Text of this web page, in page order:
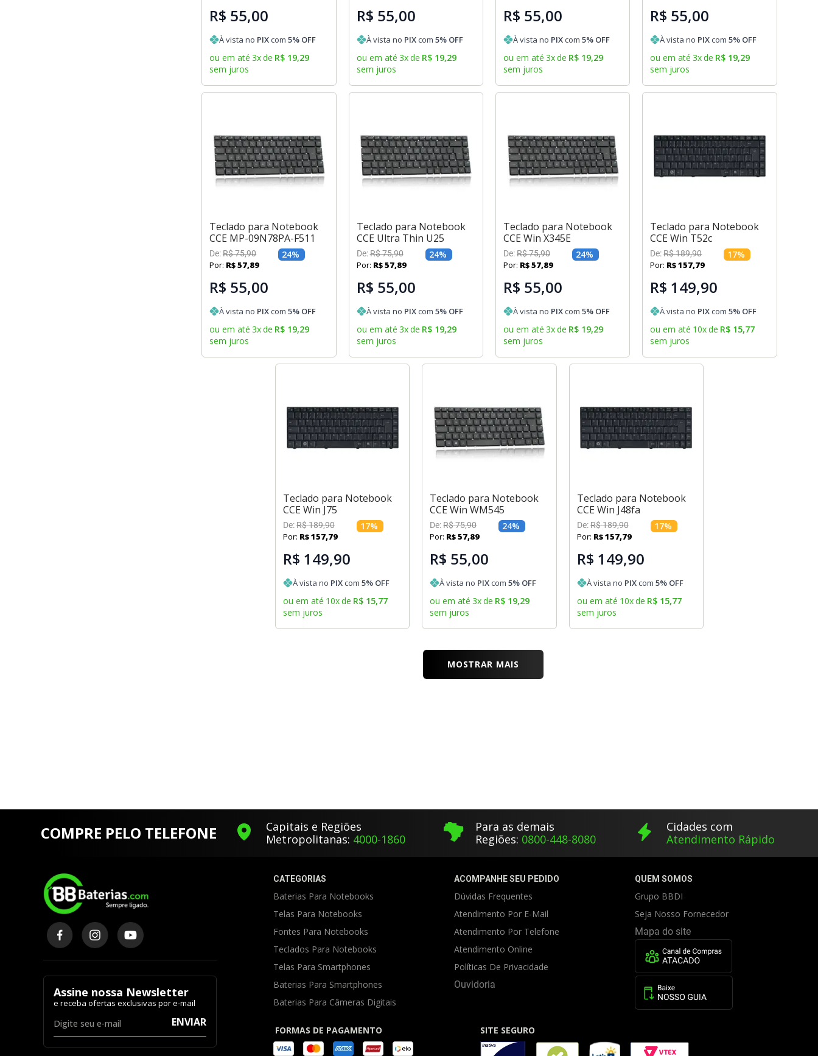
R$ 55,00
À vista no PIXcom5% OFF
ou em até 3xde R$ 19,29
sem juros
R$ 55,00
À vista no PIXcom 5% OFF
ou em até 3xde R$ 19,29
sem juros
R$ 55,00
À vista no PIXcom 5% OFF
ou em até 3xde R$ 19,29
sem juros
R$ 55,00
À vista no PIXcom5% OFF
ou em até 3xde R$ 19,29
sem juros
Teclado para Notebook
CCE MP-09N78PA-F511
De:R$75,90 24%
Por: R$57,89
R$ 55,00
À vista no PIXcom5% OFF
ou em até 3xde R$ 19,29
sem juros
Teclado para Notebook
CCE Ultra Thin U25
De:R$75,90 24%
Por: R$57,89
R$ 55,00
À vista no PIXcom 5% OFF
ou em até 3xde R$ 19,29
sem juros
Teclado para Notebook
CCE Win X345E
De:R$75,90 24%
Por: R$57,89
R$ 55,00
À vista no PIXcom 5% OFF
ou em até 3xde R$ 19,29
sem juros
Teclado para Notebook
CCE Win T52c
De:R$189,90 17%
Por: R$157,79
R$ 149,90
À vista no PIXcom5% OFF
ou em até 10xde R$ 15,77
sem juros
Teclado para Notebook
CCE Win J75
De:R$189,90 17%
Por: R$157,79
R$ 149,90
À vista no PIXcom 5% OFF
ou em até 10xde R$ 15,77
sem juros
Teclado para Notebook
CCE Win WM545
De:R$75,90 24%
Por: R$57,89
R$ 55,00
À vista no PIXcom5% OFF
ou em até 3xde R$ 19,29
sem juros
Teclado para Notebook
CCE Win J48fa
De:R$189,90 17%
Por: R$157,79
R$ 149,90
À vista no PIXcom 5% OFF
ou em até 10xde R$ 15,77
sem juros
MOSTRAR MAIS
COMPRE PELO TELEFONE
Capitais e Regiões
Metropolitanas: 4000-1860
Para as demais
Regiões: 0800-448-8080
Cidades com
Atendimento Rápido
Assine nossa Newsletter
ENVIAR
CATEGORIAS
Baterias Para Notebooks
Telas Para Notebooks
Fontes Para Notebooks
Teclados Para Notebooks
Telas Para Smartphones
Baterias Para Smartphones
Baterias Para Câmeras Digitais
ACOMPANHE SEU PEDIDO
Dúvidas Frequentes
Atendimento Por E-Mail
Atendimento Por Telefone
Atendimento Online
Políticas De Privacidade
Ouvidoria
QUEM SOMOS
Grupo BBDI
Seja Nosso Fornecedor
Mapa do site
FORMAS DE PAGAMENTO SITE SEGURO